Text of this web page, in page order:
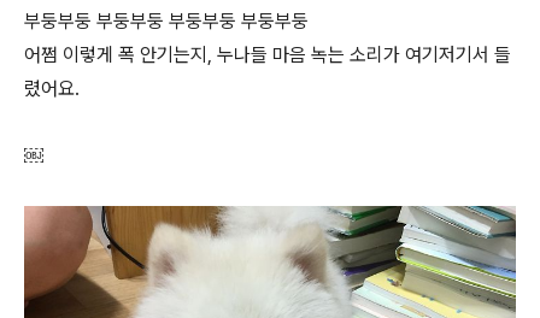
부둥부둥 부둥부둥 부둥부둥 부둥부둥
어쩜 이렇게 폭 안기는지, 누나들 마음 녹는 소리가 여기저기서 들
렸어요.
￼​